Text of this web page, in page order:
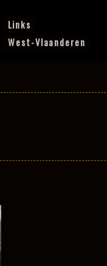
Links
West-Vlaanderen